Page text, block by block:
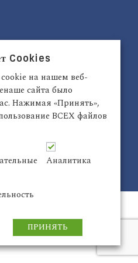
© 2021 | Designed by
byAstro-seek
Cookies
на нашем веб-
сайта было
Нажимая «Принять»,
ВСЕХ файлов
Аналитика
ПРИНЯТЬ